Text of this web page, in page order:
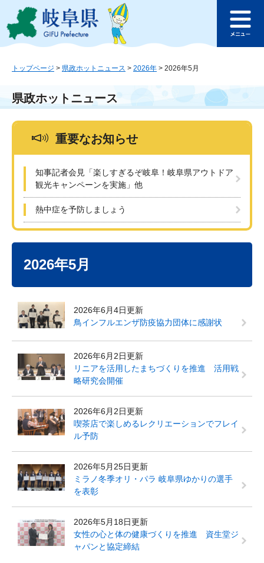
ジ
ュ
このページの本文へ
ュ
トップページ > 県政ホットニュース > 2026年 > 2026年5月
県政ホットニュース
重要なお知らせ
知事記者会見「楽しすぎるぞ岐阜！岐阜県アウトドア
観光キャンペーンを実施」他
熱中症を予防しましょう
2026年5月
2026年6月4日更新
鳥インフルエンザ防疫協力団体に感謝状
2026年6月2日更新
リニアを活用したまちづくりを推進 活用戦
略研究会開催
2026年6月2日更新
喫茶店で楽しめるレクリエーションでフレイ
ル予防
2026年5月25日更新
ミラノ冬季オリ・パラ 岐阜県ゆかりの選手
を表彰
2026年5月18日更新
女性の心と体の健康づくりを推進 資生堂ジ
ャパンと協定締結